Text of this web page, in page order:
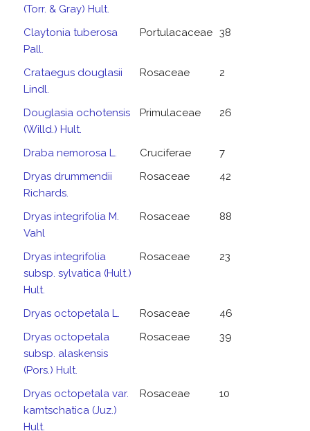
(Torr. & Gray) Hult.
Claytonia tuberosa
Pall.
Portulacaceae 38
Crataegus douglasii
Lindl.
Rosaceae 2
Douglasia ochotensis
(Willd.) Hult.
Primulaceae 26
Draba nemorosa L. Cruciferae
7
Dryas drummendii
Richards.
Rosaceae 42
Dryas integrifolia M.
Vahl
Rosaceae 88
Dryas integrifolia
subsp. sylvatica (Hult.)
Hult.
Rosaceae 23
Dryas octopetala L. Rosaceae
46
Dryas octopetala
subsp. alaskensis
(Pors.) Hult.
Rosaceae 39
Dryas octopetala var.
kamtschatica (Juz.)
Hult.
Rosaceae 10